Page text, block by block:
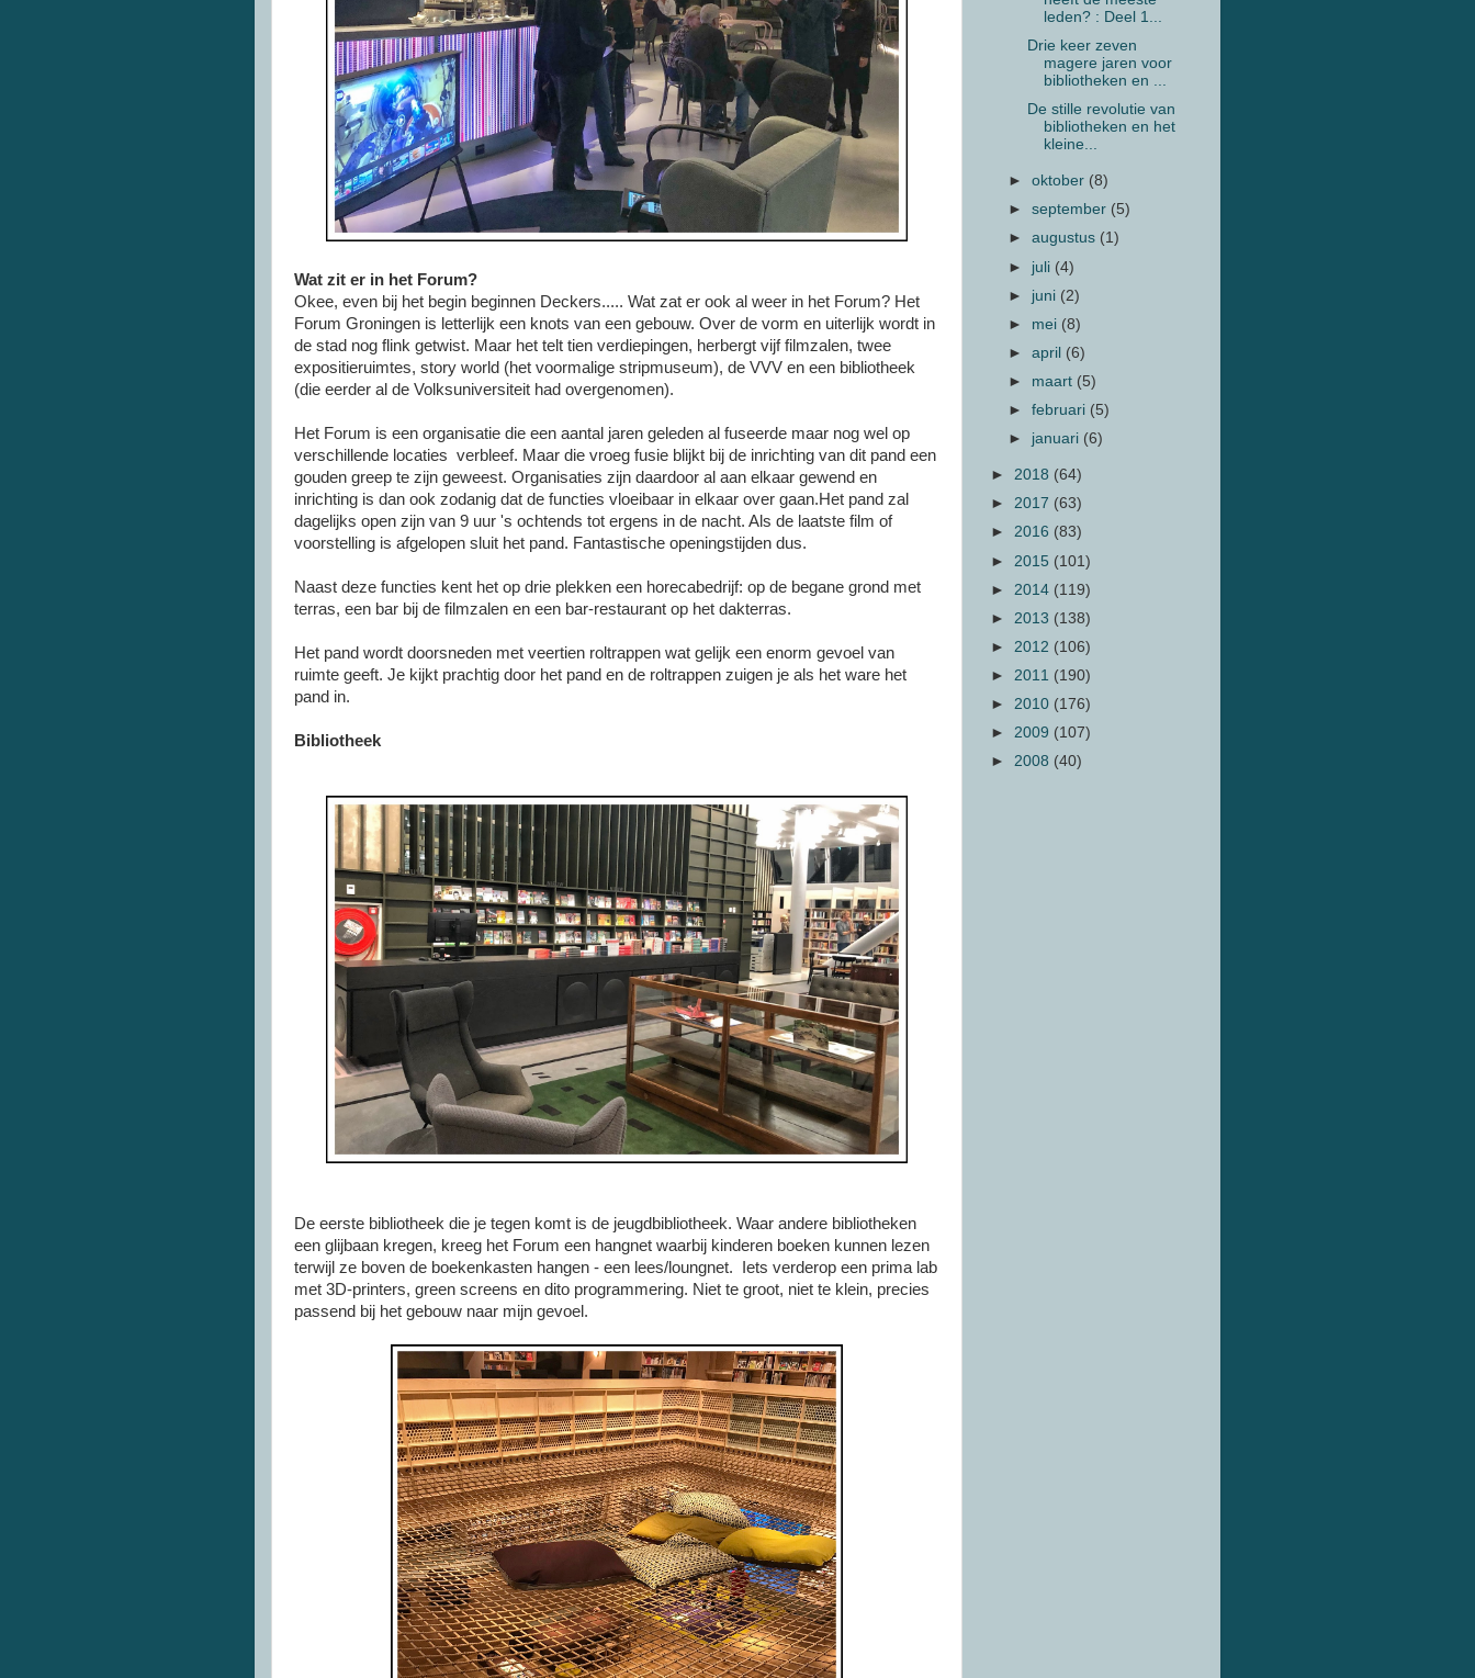
Wat zit er in het Forum?
Okee, even bij het begin beginnen Deckers..... Wat zat er ook al weer in het Forum? Het
Forum Groningen is letterlijk een knots van een gebouw. Over de vorm en uiterlijk wordt in
de stad nog flink getwist. Maar het telt tien verdiepingen, herbergt vijf filmzalen, twee
expositieruimtes, story world (het voormalige stripmuseum), de VVV en een bibliotheek
(die eerder al de Volksuniversiteit had overgenomen).
Het Forum is een organisatie die een aantal jaren geleden al fuseerde maar nog wel op
verschillende locaties verbleef. Maar die vroeg fusie blijkt bij de inrichting van dit pand een
gouden greep te zijn geweest. Organisaties zijn daardoor al aan elkaar gewend en
inrichting is dan ook zodanig dat de functies vloeibaar in elkaar over gaan.Het pand zal
dagelijks open zijn van 9 uur 's ochtends tot ergens in de nacht. Als de laatste film of
voorstelling is afgelopen sluit het pand. Fantastische openingstijden dus.
Naast deze functies kent het op drie plekken een horecabedrijf: op de begane grond met
terras, een bar bij de filmzalen en een bar-restaurant op het dakterras.
Het pand wordt doorsneden met veertien roltrappen wat gelijk een enorm gevoel van
ruimte geeft. Je kijkt prachtig door het pand en de roltrappen zuigen je als het ware het
pand in.
Bibliotheek
De eerste bibliotheek die je tegen komt is de jeugdbibliotheek. Waar andere bibliotheken
een glijbaan kregen, kreeg het Forum een hangnet waarbij kinderen boeken kunnen lezen
terwijl ze boven de boekenkasten hangen - een lees/loungnet. Iets verderop een prima lab
met 3D-printers, green screens en dito programmering. Niet te groot, niet te klein, precies
passend bij het gebouw naar mijn gevoel.
leden? : Deel 1...
Drie keer zeven
magere jaren voor
bibliotheken en ...
De stille revolutie van
bibliotheken en het
kleine...
►oktober (8)
►september (5)
►augustus (1)
► juli (4)
► juni (2)
► mei (8)
►april (6)
► maart (5)
►februari (5)
► januari (6)
► 2018 (64)
► 2017 (63)
► 2016 (83)
► 2015 (101)
► 2014 (119)
► 2013 (138)
► 2012 (106)
► 2011 (190)
► 2010 (176)
► 2009 (107)
► 2008 (40)